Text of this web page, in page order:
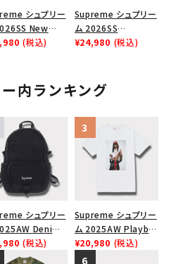
シュプリー
New
Yankees New
ャップ ネイビ
(税込)
Supreme シュプリー
ム 2026SS
Ghostface Box
クスロゴ ニューエラ
キャップ ブラック
¥24,980 (税込)
内ランキング
シュプリー
Denim
デニム バ
ックパック ブラック
(税込)
Supreme シュプリー
ム 2025AW Playboi
Carti Tee プレイボ
ーイカーティ Tシャツ
¥20,980 (税込)